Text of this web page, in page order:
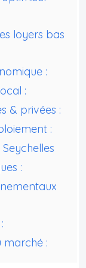
loyers bas
:
:
& privées :
:
:
marché :